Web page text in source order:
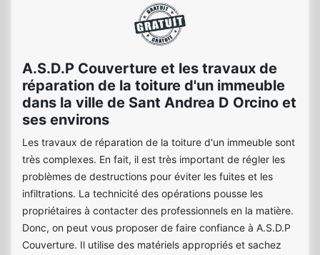
A.S.D.P Couverture et les travaux de
réparation de la toiture d'un immeuble
dans la ville de Sant Andrea D Orcino et
ses environs
Les travaux de réparation de la toiture d'un immeuble sont
très complexes. En fait, il est très important de régler les
problèmes de destructions pour éviter les fuites et les
infiltrations. La technicité des opérations pousse les
propriétaires à contacter des professionnels en la matière.
Donc, on peut vous proposer de faire confiance à A.S.D.P
Couverture. Il utilise des matériels appropriés et sachez